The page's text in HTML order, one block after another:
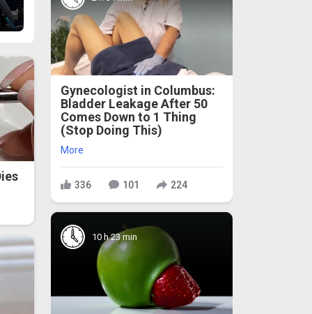
Gynecologist in Columbus:
Bladder Leakage After 50
Comes Down to 1 Thing
(Stop Doing This)
More
336 101 224
10 h 23 min